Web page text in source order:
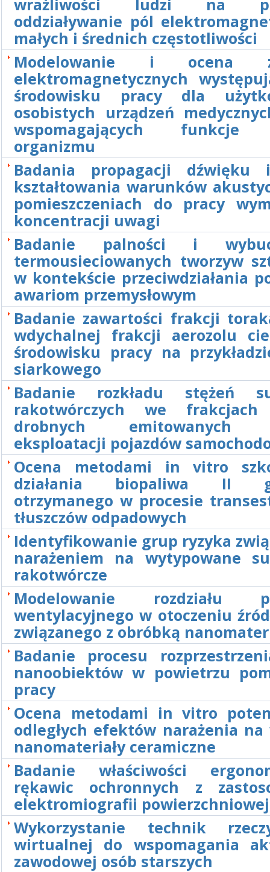
oddziaływanie pól
małych i średnich częstotliwości
Modelowanie i ocena
elektromagnetycznych
środowisku pracy dla
osobistych urządzeń
wspomagających funkcje
organizmu
Badania propagacji dźwięku
kształtowania warunków
pomieszczeniach do pracy
koncentracji uwagi
Badanie palności i
termousieciowanych tworzyw
w kontekście przeciwdziałania
awariom przemysłowym
Badanie zawartości frakcji
wdychalnej frakcji aerozolu
środowisku pracy na
siarkowego
Badanie rozkładu stężeń
rakotwórczych we frakcjach
drobnych emitowanych
eksploatacji pojazdów
Ocena metodami in vitro
działania biopaliwa II
otrzymanego w procesie
tłuszczów odpadowych
Identyfikowanie grup ryzyka
narażeniem na wytypowane
rakotwórcze
Modelowanie rozdziału
wentylacyjnego w otoczeniu
związanego z obróbką
Badanie procesu
nanoobiektów w powietrzu
pracy
Ocena metodami in vitro
odległych efektów narażenia na
nanomateriały ceramiczne
Badanie właściwości
rękawic ochronnych z
elektromiografii powierzchniowej
Wykorzystanie technik
wirtualnej do wspomagania
zawodowej osób starszych